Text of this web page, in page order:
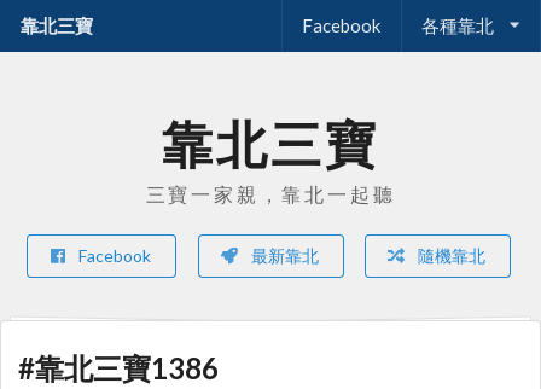
靠北三寶 Facebook 各種靠北
靠北三寶
三寶一家親，靠北一起聽
Facebook 最新靠北 隨機靠北
#靠北三寶1386